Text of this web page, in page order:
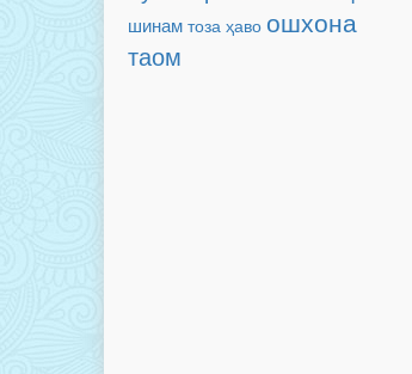
шинам тоза ҳаво ошхона
таом